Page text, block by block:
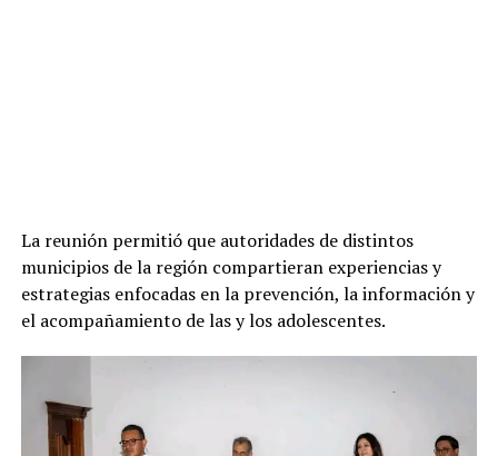
La reunión permitió que autoridades de distintos
municipios de la región compartieran experiencias y
estrategias enfocadas en la prevención, la información y
el acompañamiento de las y los adolescentes.